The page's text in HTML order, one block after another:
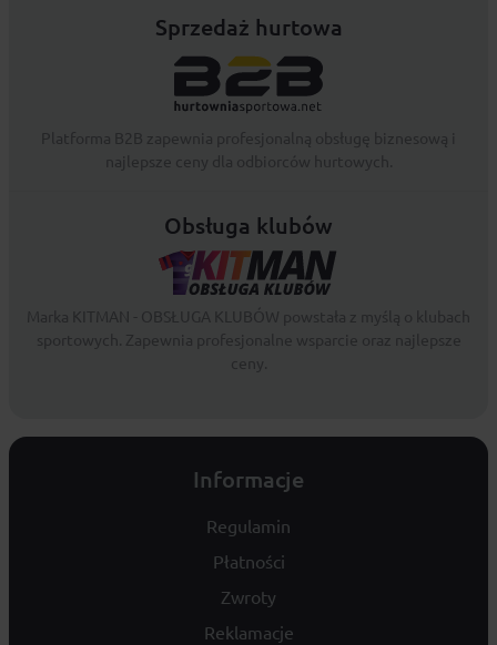
Sprzedaż hurtowa
Obsługa klubów
Informacje
Regulamin
Płatności
Zwroty
Reklamacje